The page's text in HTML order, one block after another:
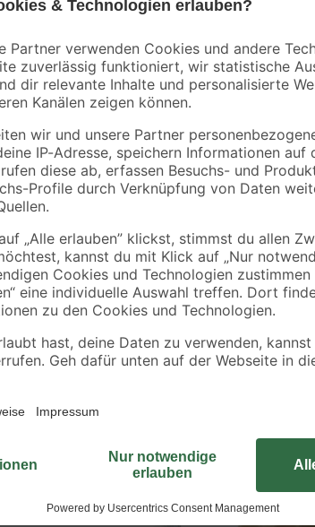
Rahmen sägerau
2000 x 58 x 38 mm
3,98€
1,99 € / Meter
OSB3-
'Cityboard'
ungeschliffen
8,12 € / Pack
Sichern Sie
das Aufschrauben der
Gewinde gewährleistet.
säurebeständig.